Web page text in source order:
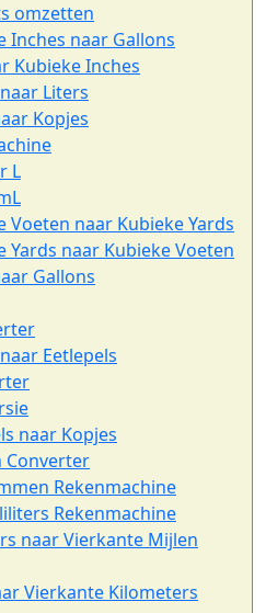
omzetten
Inches naar Gallons
Kubieke Inches
Liters
Kopjes
L
Voeten naar Kubieke Yards
Yards naar Kubieke Voeten
Gallons
Eetlepels
naar Kopjes
Converter
Rekenmachine
Rekenmachine
naar Vierkante Mijlen
Vierkante Kilometers